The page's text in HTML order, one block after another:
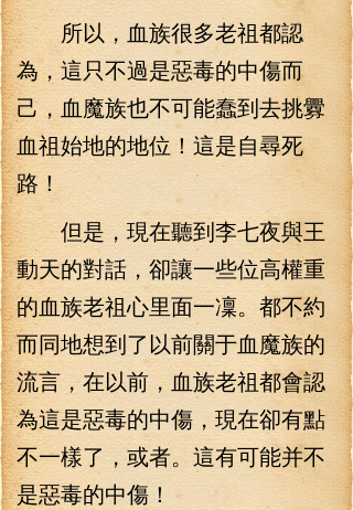
所以，血族很多老祖都認
為，這只不過是惡毒的中傷而
己，血魔族也不可能蠢到去挑釁
血祖始地的地位！這是自尋死
路！
但是，現在聽到李七夜與王
動天的對話，卻讓一些位高權重
的血族老祖心里面一凜。都不約
而同地想到了以前關于血魔族的
流言，在以前，血族老祖都會認
為這是惡毒的中傷，現在卻有點
不一樣了，或者。這有可能并不
是惡毒的中傷！